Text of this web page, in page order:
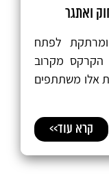
ואתגר
לפתח
הקרקס מקרוב
אלו משתתפים
קרא עוד>>